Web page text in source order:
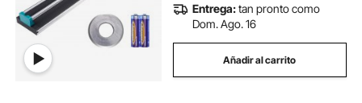
Entrega:tan pronto como
Dom. Ago. 16
Añadir al carrito